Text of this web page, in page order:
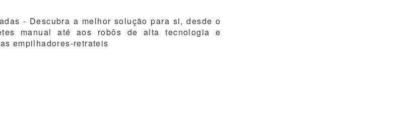
- Descubra a melhor solução para si, desde o
manual até aos robôs de alta tecnologia e
empilhadores-retrateis